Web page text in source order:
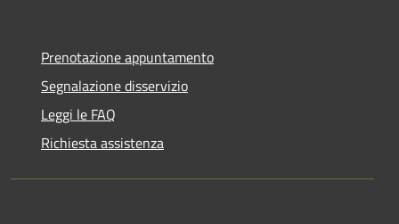
Prenotazione appuntamento
Segnalazione disservizio
Leggi le FAQ
Richiesta assistenza